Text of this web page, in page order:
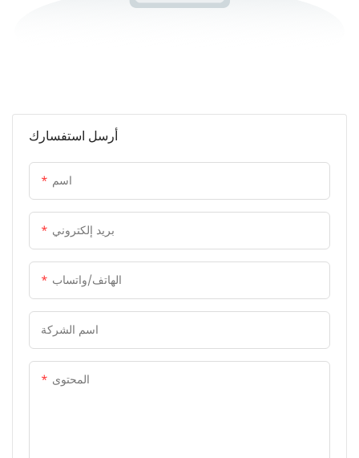
أرسل استفسارك
اسم
بريد إلكتروني
الهاتف/واتساب
اسم الشركة
المحتوى